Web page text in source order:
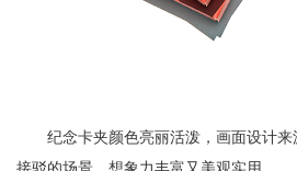
纪念卡夹颜色亮丽活泼，画面设计